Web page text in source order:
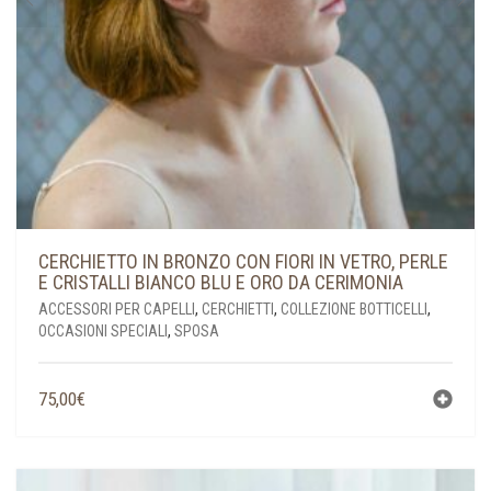
PRODOTTO
CERCHIETTO IN BRONZO CON FIORI IN VETRO, PERLE
E CRISTALLI BIANCO BLU E ORO DA CERIMONIA
ACCESSORI PER CAPELLI , CERCHIETTI, COLLEZIONE BOTTICELLI ,
OCCASIONI SPECIALI , SPOSA
75,00€